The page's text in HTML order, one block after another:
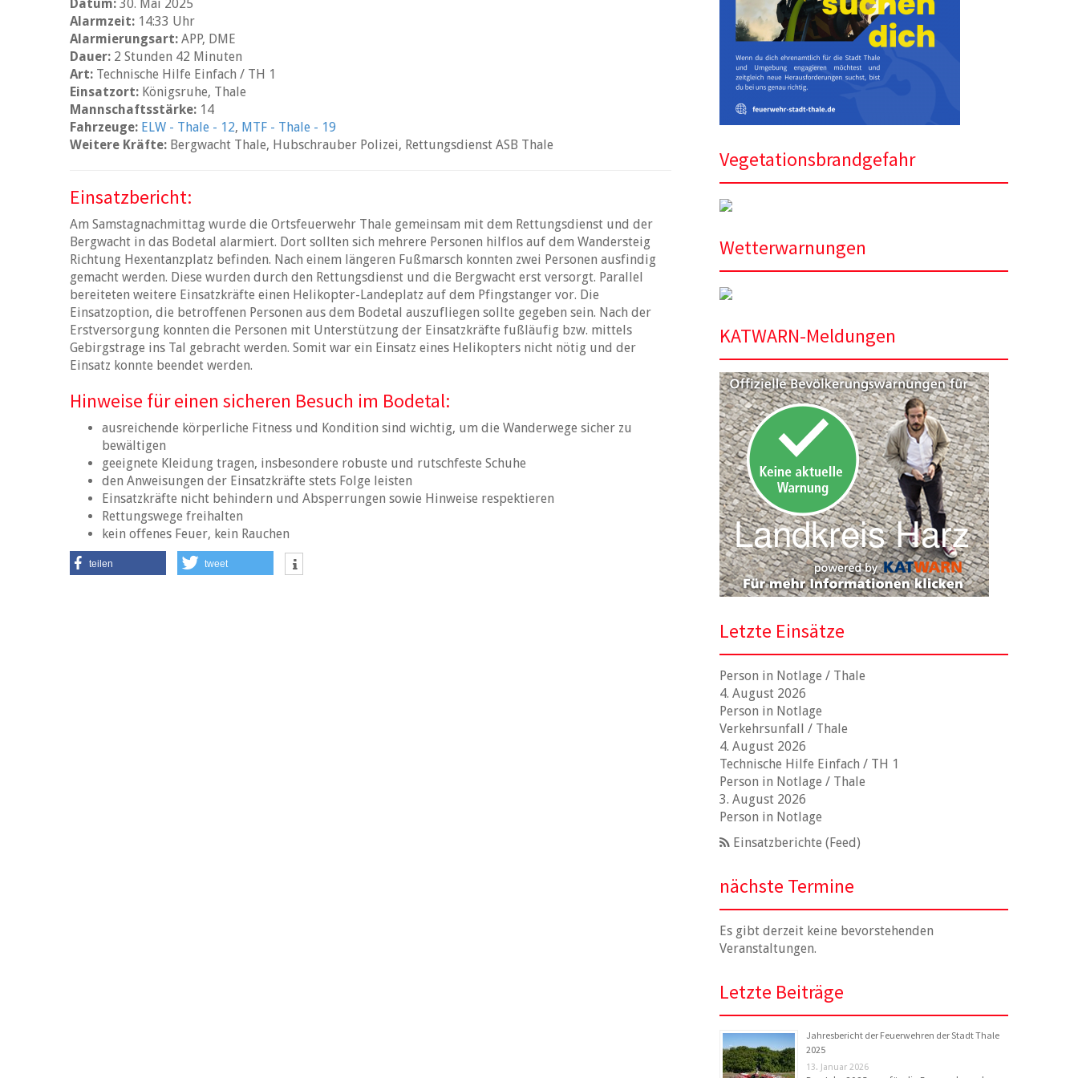
Datum: 30. Mai 2025
Alarmzeit: 14:33 Uhr
Alarmierungsart: APP, DME
Dauer: 2 Stunden 42 Minuten
Art: Technische Hilfe Einfach / TH 1
Einsatzort: Königsruhe, Thale
Mannschaftsstärke: 14
Fahrzeuge: ELW - Thale - 12, MTF - Thale - 19
Weitere Kräfte: Bergwacht Thale, Hubschrauber Polizei, Rettungsdienst ASB Thale
Einsatzbericht:
Am Samstagnachmittag wurde die Ortsfeuerwehr Thale gemeinsam mit dem Rettungsdienst und der
Bergwacht in das Bodetal alarmiert. Dort sollten sich mehrere Personen hilflos auf dem Wandersteig
Richtung Hexentanzplatz befinden. Nach einem längeren Fußmarsch konnten zwei Personen ausfindig
gemacht werden. Diese wurden durch den Rettungsdienst und die Bergwacht erst versorgt. Parallel
bereiteten weitere Einsatzkräfte einen Helikopter-Landeplatz auf dem Pfingstanger vor. Die
Einsatzoption, die betroffenen Personen aus dem Bodetal auszufliegen sollte gegeben sein. Nach der
Erstversorgung konnten die Personen mit Unterstützung der Einsatzkräfte fußläufig bzw. mittels
Gebirgstrage ins Tal gebracht werden. Somit war ein Einsatz eines Helikopters nicht nötig und der
Einsatz konnte beendet werden.
Hinweise für einen sicheren Besuch im Bodetal:
ausreichende körperliche Fitness und Kondition sind wichtig, um die Wanderwege sicher zu
bewältigen
geeignete Kleidung tragen, insbesondere robuste und rutschfeste Schuhe
den Anweisungen der Einsatzkräfte stets Folge leisten
Einsatzkräfte nicht behindern und Absperrungen sowie Hinweise respektieren
Rettungswege freihalten
kein offenes Feuer, kein Rauchen
teilen tweet
Vegetationsbrandgefahr
Wetterwarnungen
KATWARN-Meldungen
Letzte Einsätze
Person in Notlage / Thale
4. August 2026
Person in Notlage
Verkehrsunfall / Thale
4. August 2026
Technische Hilfe Einfach / TH 1
Person in Notlage / Thale
3. August 2026
Person in Notlage
Einsatzberichte (Feed)
nächste Termine
Es gibt derzeit keine bevorstehenden
Veranstaltungen.
Letzte Beiträge
Jahresbericht der Feuerwehren der Stadt Thale
2025
13. Januar 2026